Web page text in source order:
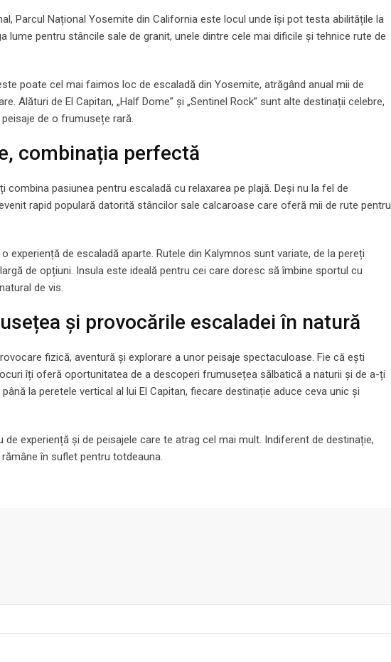
Parcul Național Yosemite din California este locul unde își pot testa abilitățile la
lume pentru stâncile sale de granit, unele dintre cele mai dificile și tehnice rute de
poate cel mai faimos loc de escaladă din Yosemite, atrăgând anual mii de
Alături de El Capitan, „Half Dome” și „Sentinel Rock” sunt alte destinații celebre,
de o frumusețe rară.
combinația perfectă
pasiunea pentru escaladă cu relaxarea pe plajă. Deși nu la fel de
rapid populară datorită stâncilor sale calcaroase care oferă mii de rute pentru
experiență de escaladă aparte. Rutele din Kalymnos sunt variate, de la pereți
de opțiuni. Insula este ideală pentru cei care doresc să îmbine sportul cu
de vis.
și provocările escaladei în natură
fizică, aventură și explorare a unor peisaje spectaculoase. Fie că ești
îți oferă oportunitatea de a descoperi frumusețea sălbatică a naturii și de a-ți
la peretele vertical al lui El Capitan, fiecare destinație aduce ceva unic și
experiență și de peisajele care te atrag cel mai mult. Indiferent de destinație,
în suflet pentru totdeauna.